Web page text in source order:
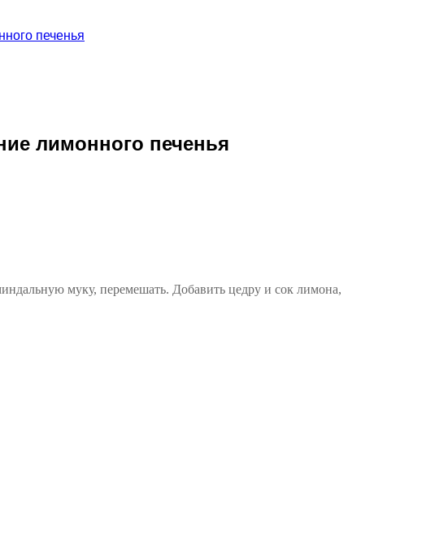
печенья
лимонного печенья
муку, перемешать. Добавить цедру и сок лимона,